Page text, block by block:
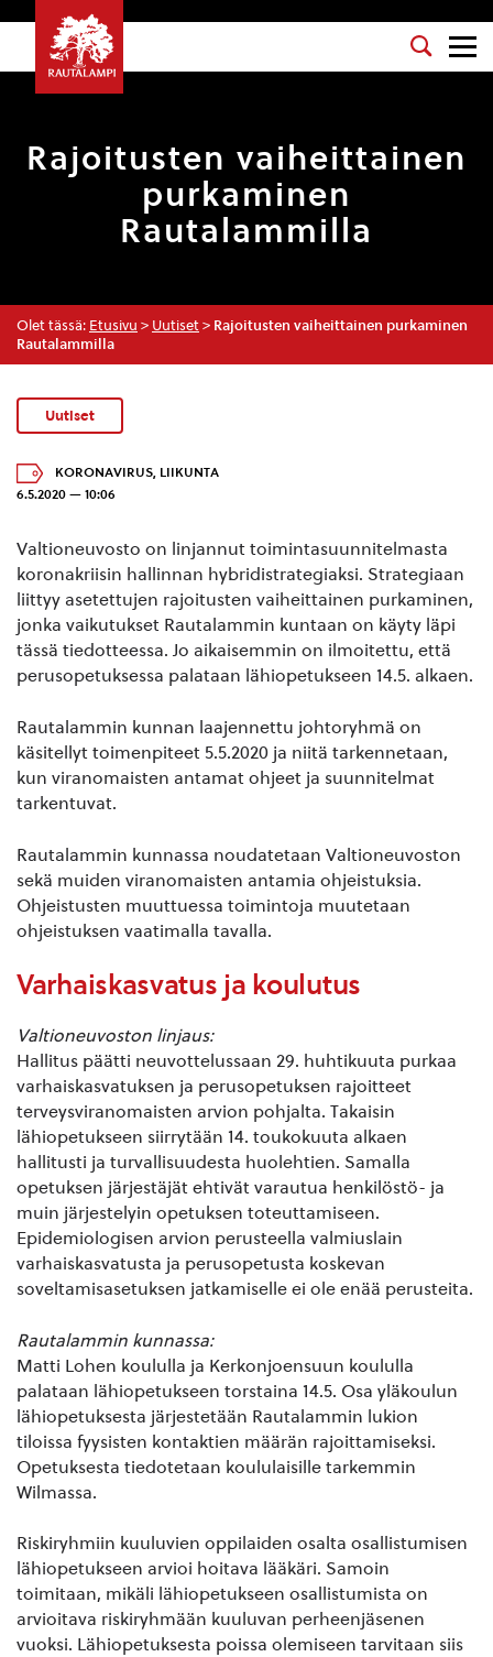
Rajoitusten vaiheittainen
purkaminen
Rautalammilla
Olet tässä: Etusivu > Uutiset > Rajoitusten vaiheittainen purkaminen
Rautalammilla
Uutiset
KORONAVIRUS, LIIKUNTA
6.5.2020 — 10:06
Valtioneuvosto on linjannut toimintasuunnitelmasta
koronakriisin hallinnan hybridistrategiaksi. Strategiaan
liittyy asetettujen rajoitusten vaiheittainen purkaminen,
jonka vaikutukset Rautalammin kuntaan on käyty läpi
tässä tiedotteessa. Jo aikaisemmin on ilmoitettu, että
perusopetuksessa palataan lähiopetukseen 14.5. alkaen.
Rautalammin kunnan laajennettu johtoryhmä on
käsitellyt toimenpiteet 5.5.2020 ja niitä tarkennetaan,
kun viranomaisten antamat ohjeet ja suunnitelmat
tarkentuvat.
Rautalammin kunnassa noudatetaan Valtioneuvoston
sekä muiden viranomaisten antamia ohjeistuksia.
Ohjeistusten muuttuessa toimintoja muutetaan
ohjeistuksen vaatimalla tavalla.
Varhaiskasvatus ja koulutus
Valtioneuvoston linjaus:
Hallitus päätti neuvottelussaan 29. huhtikuuta purkaa
varhaiskasvatuksen ja perusopetuksen rajoitteet
terveysviranomaisten arvion pohjalta. Takaisin
lähiopetukseen siirrytään 14. toukokuuta alkaen
hallitusti ja turvallisuudesta huolehtien. Samalla
opetuksen järjestäjät ehtivät varautua henkilöstö- ja
muin järjestelyin opetuksen toteuttamiseen.
Epidemiologisen arvion perusteella valmiuslain
varhaiskasvatusta ja perusopetusta koskevan
soveltamisasetuksen jatkamiselle ei ole enää perusteita.
Rautalammin kunnassa:
Matti Lohen koululla ja Kerkonjoensuun koululla
palataan lähiopetukseen torstaina 14.5. Osa yläkoulun
lähiopetuksesta järjestetään Rautalammin lukion
tiloissa fyysisten kontaktien määrän rajoittamiseksi.
Opetuksesta tiedotetaan koululaisille tarkemmin
Wilmassa.
Riskiryhmiin kuuluvien oppilaiden osalta osallistumisen
lähiopetukseen arvioi hoitava lääkäri. Samoin
toimitaan, mikäli lähiopetukseen osallistumista on
arvioitava riskiryhmään kuuluvan perheenjäsenen
vuoksi. Lähiopetuksesta poissa olemiseen tarvitaan siis